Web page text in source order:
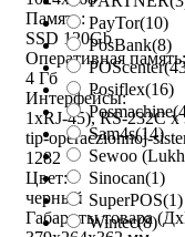
PayTor(10)
PosBank(8)
POScenter
Posiflex(16)
Posmachine
Sam4s(14)
Sewoo
Sinocan(1)
SuperPOS(1)
Wintec(8)
Память:
SSD 120Gb
Оперативная память:
4 Гб
Интерфейсы:
1xRJ-45), RS-232C
tip-operaczionnoj-
1282
Цвет:
черный
Габариты товара